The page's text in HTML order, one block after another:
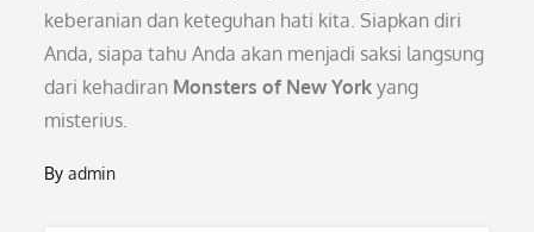
keberanian dan keteguhan hati kita. Siapkan diri
Anda, siapa tahu Anda akan menjadi saksi langsung
dari kehadiran Monsters of New York yang
misterius.
Byadmin